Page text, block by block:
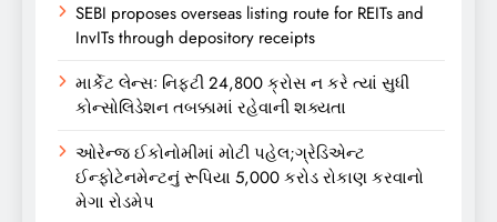
SEBI proposes overseas listing route for REITs and
InvITs through depository receipts
માર્કેટ લેન્સઃ નિફ્ટી 24,800 ક્રોસ ન કરે ત્યાં સુધી
કોન્સોલિડેશન તબક્કામાં રહેવાની શક્યતા
ઓરેન્જ ઈકોનોમીમાં મોટી પહેલ;ગ્રેડિએન્ટ
ઈન્ફોટેનમેન્ટનું રૂપિયા 5,000 કરોડ રોકાણ કરવાનો
મેગા રોડમેપ